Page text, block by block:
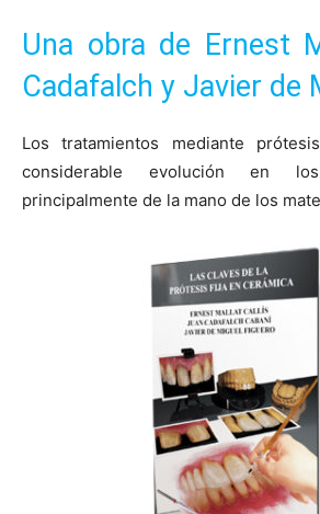
Una obra de Ernest
Cadafalch y Javier de
Los tratamientos mediante
considerable evolución en
principalmente de la mano de los